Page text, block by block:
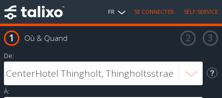
FR SE CONNECTER SELF SERVICE
Où & Quand
De:
À: